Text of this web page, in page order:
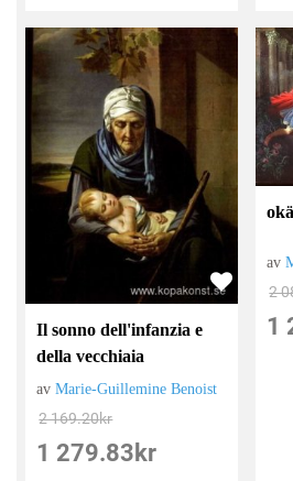
Il sonno dell'infanzia e
della vecchiaia
avMarie-Guillemine Benoist
2 169.20kr
1 279.83 kr
av
2
1